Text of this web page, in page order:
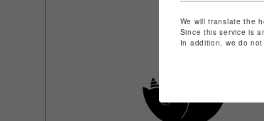
We will translate the
Since this service is
In addition, we do